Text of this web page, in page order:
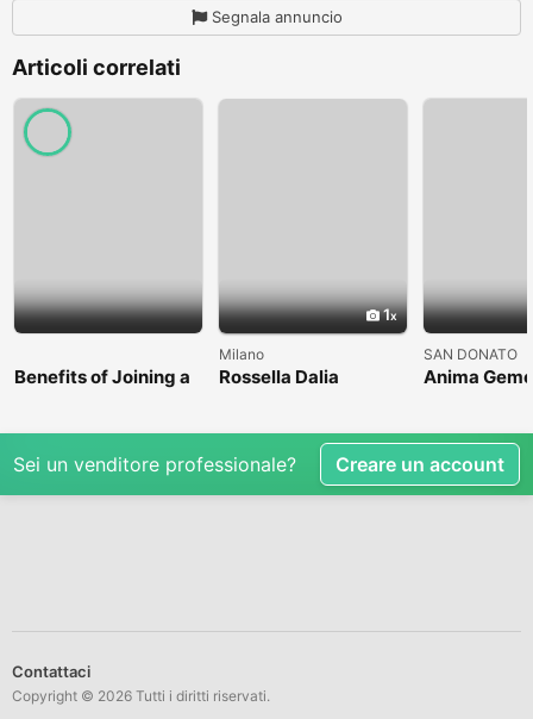
Segnala annuncio
Articoli correlati
Benefits of Joining a
Professional Nasha
1
Milano
Rossella Dalia
SAN DONATO
Anima
Sei un venditore professionale? Creare un account
Contattaci
Copyright © 2026 Tutti i diritti riservati.